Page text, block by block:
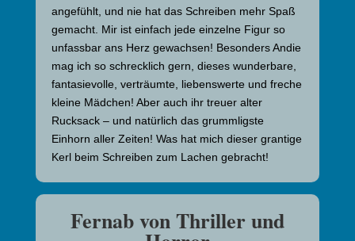
angefühlt, und nie hat das Schreiben mehr Spaß
gemacht. Mir ist einfach jede einzelne Figur so
unfassbar ans Herz gewachsen! Besonders Andie
mag ich so schrecklich gern, dieses wunderbare,
fantasievolle, verträumte, liebenswerte und freche
kleine Mädchen! Aber auch ihr treuer alter
Rucksack – und natürlich das grummligste
Einhorn aller Zeiten! Was hat mich dieser grantige
Kerl beim Schreiben zum Lachen gebracht!
Fernab von Thriller und